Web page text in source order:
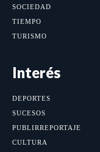
SOCIEDAD
TIEMPO
TURISMO
Interés
DEPORTES
SUCESOS
PUBLIRREPORTAJE
CULTURA